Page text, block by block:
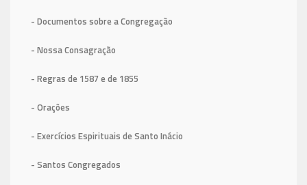
- Documentos sobre a Congregação
- Nossa Consagração
- Regras de 1587 e de 1855
- Orações
- Exercícios Espirituais de Santo Inácio
- Santos Congregados